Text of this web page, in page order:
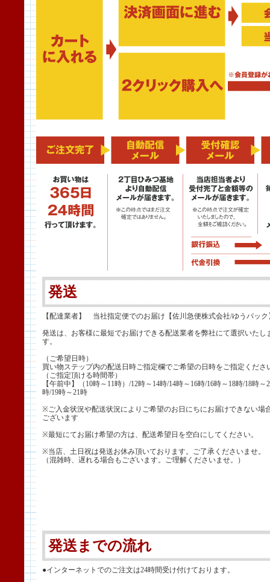
発送
【配達業者】 当社指定便でのお届け【佐川急便株式会社/ゆうパック
発送は、お客様に最短でお届けできる配送業者を弊社にて選択いたし
す。
（ご希望日時）
買い物ステップ内の配送日時ご指定欄でご希望の日時をご指定くださ
（ご指定頂ける時間帯）
【午前中】（10時～11時）/12時～14時/14時～16時/16時～18時/18時～
時/19時～21時
※ご入金状況や配送状況によりご希望のお日にちにお届けできない場
ございます
※最短にてお届け希望の方は、配送希望日を空白にしてください。
※当店、土日祝は発送お休み頂いております。ご了承くださいませ。
（混雑時、遅れる場合もございます。ご理解くださいませ。）
発送までの流れ
●インターネットでのご注文は24時間受け付けております。